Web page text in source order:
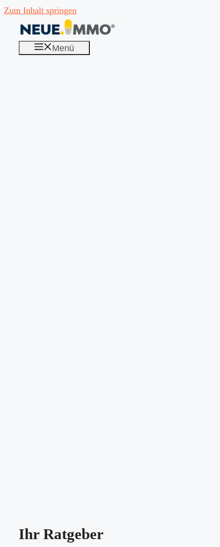
Zum Inhalt springen
Menü
Ihr Ratgeber